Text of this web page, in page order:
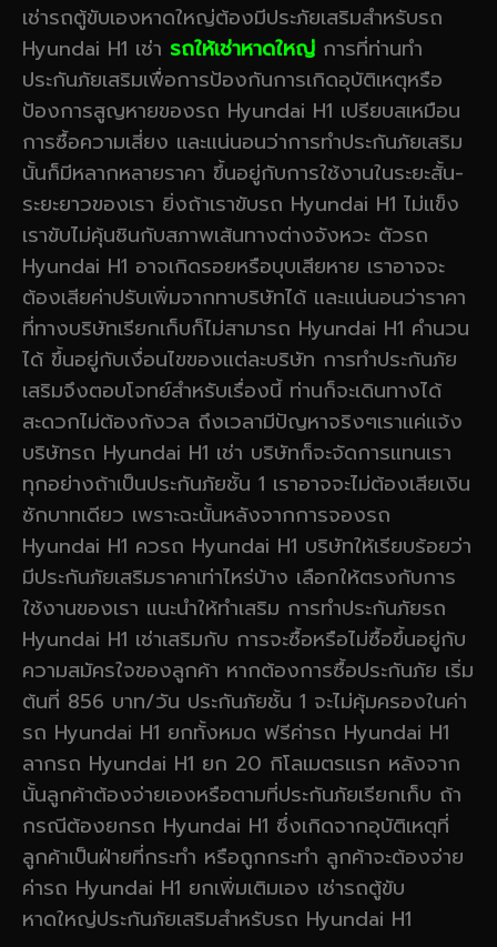
เช่ารถตู้ขับเองหาดใหญ่ต้องมีประภัยเสริมสำหรับรถ
Hyundai H1 เช่า รถให้เช่าหาดใหญ่ การที่ท่านทำ
ประกันภัยเสริมเพื่อการป้องกันการเกิดอุบัติเหตุหรือ
ป้องการสูญหายของรถ Hyundai H1 เปรียบสเหมือน
การซื้อความเสี่ยง และแน่นอนว่าการทำประกันภัยเสริม
นั้นก็มีหลากหลายราคา ขึ้นอยู่กับการใช้งานในระยะสั้น-
ระยะยาวของเรา ยิ่งถ้าเราขับรถ Hyundai H1 ไม่แข็ง
เราขับไม่คุ้นชินกับสภาพเส้นทางต่างจังหวะ ตัวรถ
Hyundai H1 อาจเกิดรอยหรือบุบเสียหาย เราอาจจะ
ต้องเสียค่าปรับเพิ่มจากทาบริษัทได้ และแน่นอนว่าราคา
ที่ทางบริษัทเรียกเก็บก็ไม่สามารถ Hyundai H1 คำนวน
ได้ ขึ้นอยู่กับเงื่อนไขของแต่ละบริษัท การทำประกันภัย
เสริมจึงตอบโจทย์สำหรับเรื่องนี้ ท่านก็จะเดินทางได้
สะดวกไม่ต้องกังวล ถึงเวลามีปัญหาจริงๆเราแค่แจ้ง
บริษัทรถ Hyundai H1 เช่า บริษัทก็จะจัดการแทนเรา
ทุกอย่างถ้าเป็นประกันภัยชั้น 1 เราอาจจะไม่ต้องเสียเงิน
ซักบาทเดียว เพราะฉะนั้นหลังจากการจองรถ
Hyundai H1 ควรถ Hyundai H1 บริษัทให้เรียบร้อยว่า
มีประกันภัยเสริมราคาเท่าไหร่บ้าง เลือกให้ตรงกับการ
ใช้งานของเรา แนะนำให้ทำเสริม การทำประกันภัยรถ
Hyundai H1 เช่าเสริมกับ การจะซื้อหรือไม่ซื้อขึ้นอยู่กับ
ความสมัครใจของลูกค้า หากต้องการซื้อประกันภัย เริ่ม
ต้นที่ 856 บาท/วัน ประกันภัยชั้น 1 จะไม่คุ้มครองในค่า
รถ Hyundai H1 ยกทั้งหมด ฟรีค่ารถ Hyundai H1
ลากรถ Hyundai H1 ยก 20 กิโลเมตรแรก หลังจาก
นั้นลูกค้าต้องจ่ายเองหรือตามที่ประกันภัยเรียกเก็บ ถ้า
กรณีต้องยกรถ Hyundai H1 ซึ่งเกิดจากอุบัติเหตุที่
ลูกค้าเป็นฝ่ายที่กระทำ หรือถูกกระทำ ลูกค้าจะต้องจ่าย
ค่ารถ Hyundai H1 ยกเพิ่มเติมเอง เช่ารถตู้ขับ
หาดใหญ่ประกันภัยเสริมสำหรับรถ Hyundai H1